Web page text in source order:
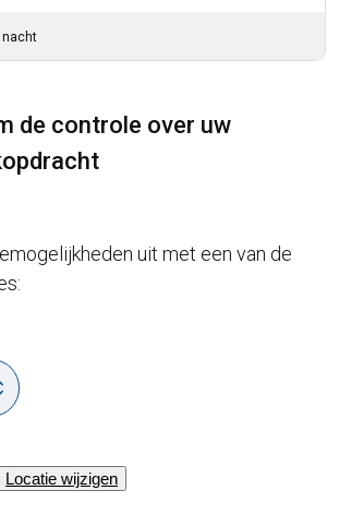
nacht
de controle over uw
uit met een van de
Locatie wijzigen